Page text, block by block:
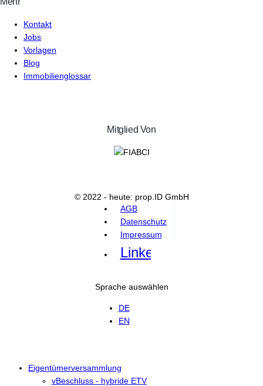
Kontakt
Jobs
Vorlagen
Blog
Immobilienglossar
Mitglied Von
© 2022 - heute: prop.ID GmbH
AGB
Datenschutz
Impressum
Linkedin
Sprache auswählen
DE
EN
Eigentümerversammlung
vBeschluss - hybride ETV